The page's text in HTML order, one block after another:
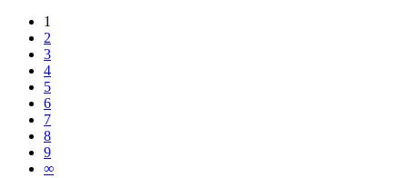
1
2
3
4
5
6
7
8
9
∞